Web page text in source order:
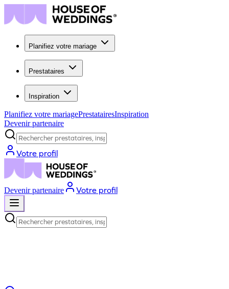
Planifiez votre mariage
Prestataires
Inspiration
Planifiez votre mariagePrestatairesInspiration
Devenir partenaire
Rechercher prestataires, inspiration...
Votre profil
Devenir partenaire Votre profil
Rechercher prestataires, inspiration...